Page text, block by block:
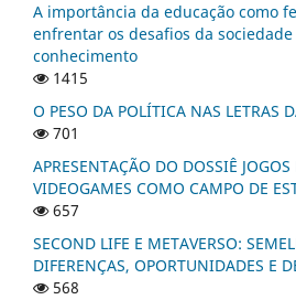
A importância da educação como
enfrentar os desafios da
conhecimento
1415
O PESO DA POLÍTICA NAS LETRAS
701
APRESENTAÇÃO DO DOSSIÊ
VIDEOGAMES COMO CAMPO DE
657
SECOND LIFE E METAVERSO:
DIFERENÇAS, OPORTUNIDADES E
568